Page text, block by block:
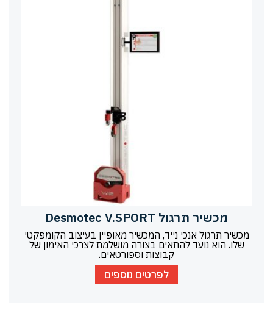
מכשיר תרגול Desmotec V.SPORT
מכשיר תרגול אנכי נייד, המכשיר מאופיין בעיצוב הקומפקטי
שלו. הוא נועד להתאים בצורה מושלמת לצרכי האימון של
קבוצות וספורטאים.
לפרטים נוספים